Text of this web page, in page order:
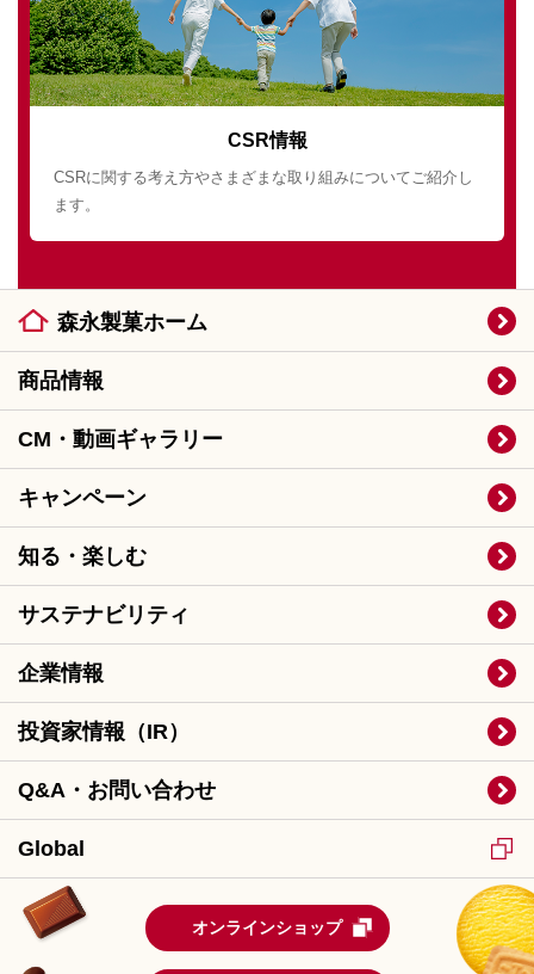
CSR情報
CSRに関する考え方やさまざまな取り組みについてご紹介し
ます。
森永製菓ホーム
商品情報
CM・動画ギャラリー
キャンペーン
知る・楽しむ
サステナビリティ
企業情報
投資家情報（IR）
Q&A・お問い合わせ
Global
オンラインショップ